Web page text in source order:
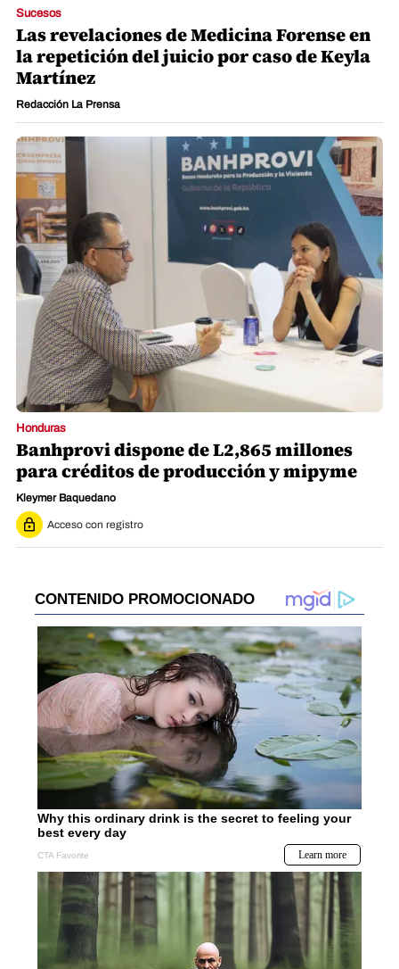
Sucesos
Las revelaciones de Medicina Forense en
la repetición del juicio por caso de Keyla
Martínez
Redacción La Prensa
Honduras
Banhprovi dispone de L2,865 millones
para créditos de producción y mipyme
Kleymer Baquedano
Acceso con registro